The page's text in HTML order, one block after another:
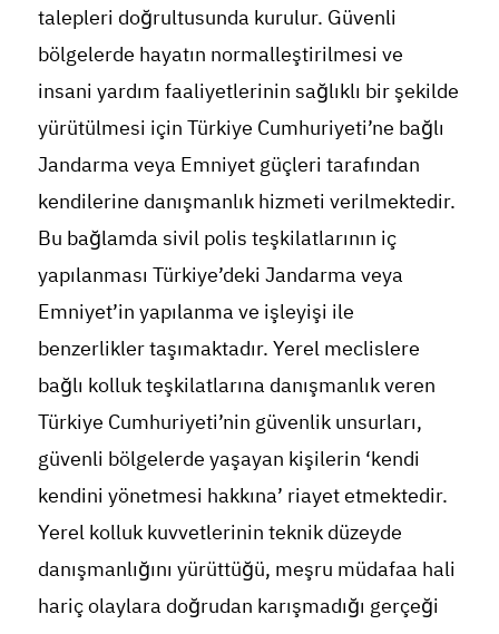
talepleri doğrultusunda kurulur. Güvenli
bölgelerde hayatın normalleştirilmesi ve
insani yardım faaliyetlerinin sağlıklı bir şekilde
yürütülmesi için Türkiye Cumhuriyeti’ne bağlı
Jandarma veya Emniyet güçleri tarafından
kendilerine danışmanlık hizmeti verilmektedir.
Bu bağlamda sivil polis teşkilatlarının iç
yapılanması Türkiye’deki Jandarma veya
Emniyet’in yapılanma ve işleyişi ile
benzerlikler taşımaktadır. Yerel meclislere
bağlı kolluk teşkilatlarına danışmanlık veren
Türkiye Cumhuriyeti’nin güvenlik unsurları,
güvenli bölgelerde yaşayan kişilerin ‘kendi
kendini yönetmesi hakkına’ riayet etmektedir.
Yerel kolluk kuvvetlerinin teknik düzeyde
danışmanlığını yürüttüğü, meşru müdafaa hali
hariç olaylara doğrudan karışmadığı gerçeği